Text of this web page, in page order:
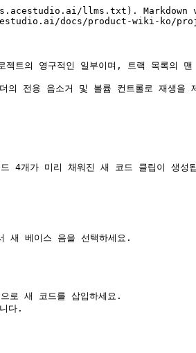
llms.txt). Markdown
docs/product-wiki-ko/
트의 영구적인 일부이며, 트랙 목록의
의 전용 음소거 및 볼륨 컨트롤로 재
4개가 미리 채워진 새 코드 클립이 생성
새 베이스 음을 선택하세요.
로 새 코드를 삽입하세요.
다.